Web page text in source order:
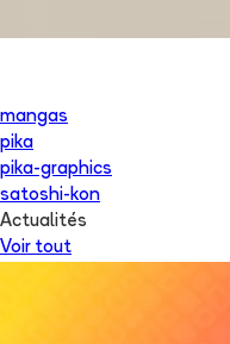
mangas
pika
pika-graphics
satoshi-kon
Actualités
Voir tout